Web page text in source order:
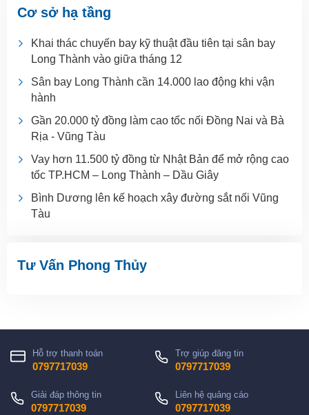
Cơ sở hạ tầng
Khai thác chuyến bay kỹ thuật đầu tiên tại sân bay
Long Thành vào giữa tháng 12
Sân bay Long Thành cần 14.000 lao động khi vận
hành
Gần 20.000 tỷ đồng làm cao tốc nối Đồng Nai và Bà
Rịa - Vũng Tàu
Vay hơn 11.500 tỷ đồng từ Nhật Bản để mở rộng cao
tốc TP.HCM – Long Thành – Dầu Giây
Bình Dương lên kế hoạch xây đường sắt nối Vũng
Tàu
Tư Vấn Phong Thủy
Hỗ trợ thanh toán
0797717039
Trợ giúp đăng tin
0797717039
Giải đáp thông tin
0797717039
Liên hệ quảng cáo
0797717039